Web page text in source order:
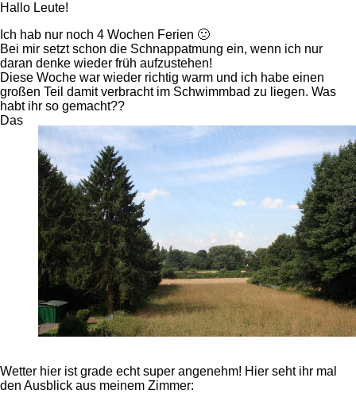
Hallo Leute!
Ich hab nur noch 4 Wochen Ferien 🙁
Bei mir setzt schon die Schnappatmung ein, wenn ich nur
daran denke wieder früh aufzustehen!
Diese Woche war wieder richtig warm und ich habe einen
großen Teil damit verbracht im Schwimmbad zu liegen. Was
habt ihr so gemacht??
Das
Wetter hier ist grade echt super angenehm! Hier seht ihr mal
den Ausblick aus meinem Zimmer: